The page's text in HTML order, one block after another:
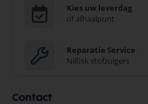
Kies uw leverdag
of afhaalpunt
Reparatie Service
Nilfisk stofzuigers
Contact